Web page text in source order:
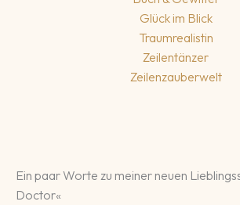
Glück im Blick
Traumrealistin
Zeilentänzer
Zeilenzauberwelt
Ein paar Worte zu meiner neuen
Doctor«